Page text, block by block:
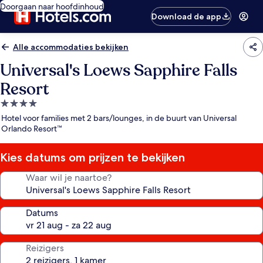
Doorgaan naar hoofdinhoud
Download de app
Alle accommodaties bekijken
Universal's Loews Sapphire Falls
Resort
4.0-
sterrenaccommodatie
Hotel voor families met 2 bars/lounges, in de buurt van Universal
Orlando Resort™
Kies datums om prijzen te bekijken
Waar wil je naartoe?
Datums
Reizigers